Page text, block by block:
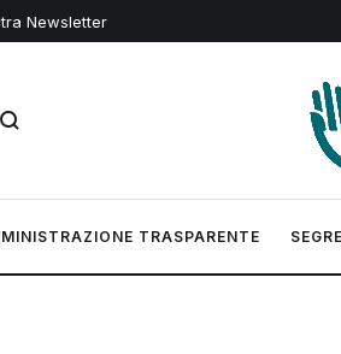
Newsletter
TRASPARENTE